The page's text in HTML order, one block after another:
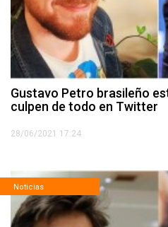
Gustavo Petro brasileño
culpen de todo en Twitter
28/06/2021 17:24
Noticias